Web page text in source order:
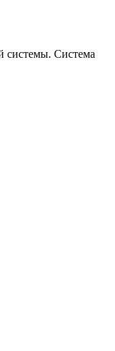
системы. Система